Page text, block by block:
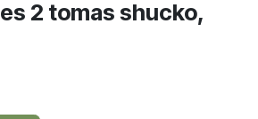
2 tomas shucko,